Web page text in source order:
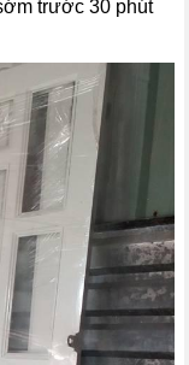
trước 30 phút